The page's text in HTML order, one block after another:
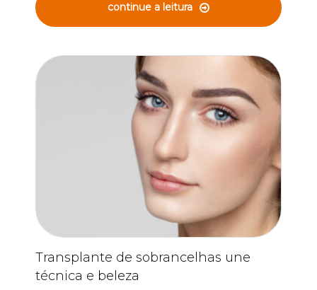
continue a leitura
Transplante de sobrancelhas une
técnica e beleza